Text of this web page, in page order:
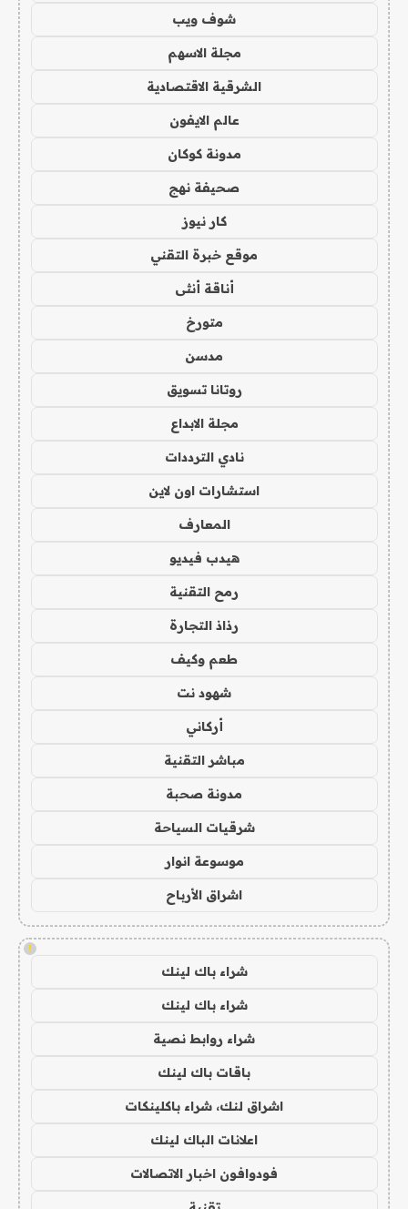
شوف ويب
مجلة الاسهم
الشرقية الاقتصادية
عالم الايفون
مدونة كوكان
صحيفة نهج
كار نيوز
موقع خبرة التقني
أناقة أنثى
متورخ
مدسن
روتانا تسويق
مجلة الابداع
نادي الترددات
استشارات اون لاين
المعارف
هيدب فيديو
رمح التقنية
رذاذ التجارة
طعم وكيف
شهود نت
أركاني
مباشر التقنية
مدونة صحبة
شرقيات السياحة
موسوعة انوار
اشراق الأرباح
!
شراء باك لينك
شراء باك لينك
شراء روابط نصية
باقات باك لينك
اشراق لنك، شراء باكلينكات
اعلانات الباك لينك
فودوافون اخبار الاتصالات